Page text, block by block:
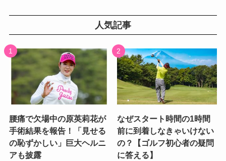
人気記事
腰痛で欠場中の原英莉花が
手術結果を報告！「見せる
の恥ずかしい」巨大ヘルニ
アも披露
なぜスタート時間の1時間
前に到着しなきゃいけない
の？【ゴルフ初心者の疑問
に答える】